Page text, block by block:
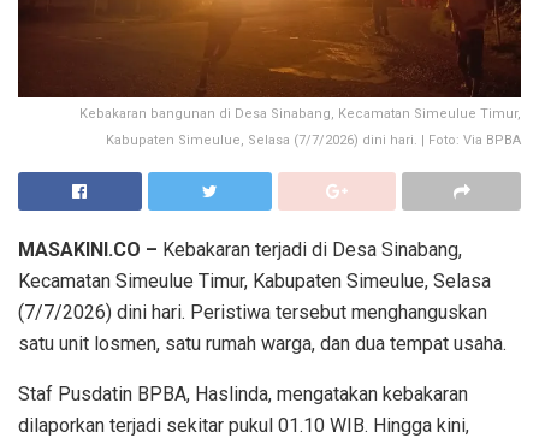
Kebakaran bangunan di Desa Sinabang, Kecamatan Simeulue Timur,
Kabupaten Simeulue, Selasa (7/7/2026) dini hari. | Foto: Via BPBA
MASAKINI.CO – Kebakaran terjadi di Desa Sinabang,
Kecamatan Simeulue Timur, Kabupaten Simeulue, Selasa
(7/7/2026) dini hari. Peristiwa tersebut menghanguskan
satu unit losmen, satu rumah warga, dan dua tempat usaha.
Staf Pusdatin BPBA, Haslinda, mengatakan kebakaran
dilaporkan terjadi sekitar pukul 01.10 WIB. Hingga kini,